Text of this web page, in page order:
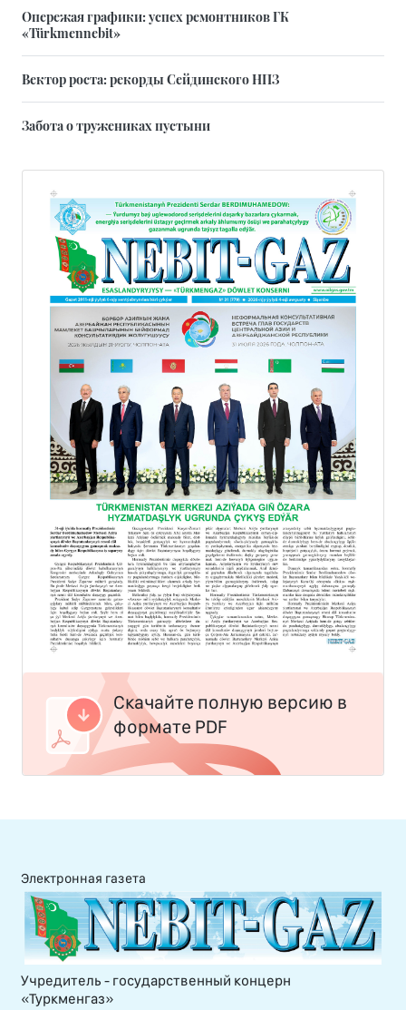
Опережая графики: успех ремонтников ГК
«Türkmennebit»
Вектор роста: рекорды Сейдинского НПЗ
Забота о тружениках пустыни
Скачайте полную версию в
формате PDF
Электронная газета
Учредитель - государственный концерн
«Туркменгаз»